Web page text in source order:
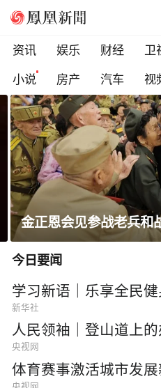
资讯 娱乐 财经 卫
小说
房产 汽车 视
金正恩会见参战老兵和
今日要闻
学习新语｜乐享全民
新华社
人民领袖｜登山道上
央视网
体育赛事激活城市发